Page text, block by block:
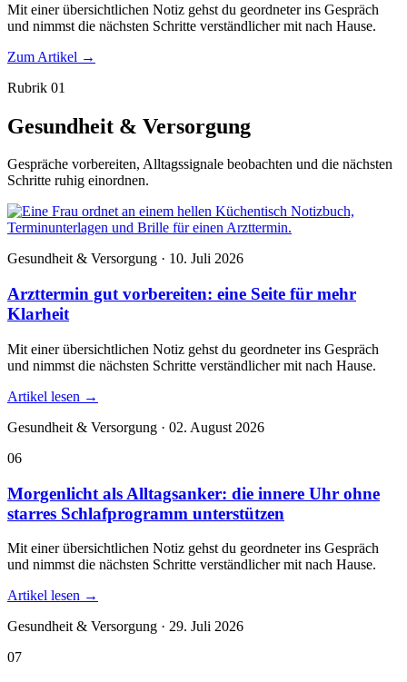
Mit einer übersichtlichen Notiz gehst du geordneter ins Gespräch
und nimmst die nächsten Schritte verständlicher mit nach Hause.
Zum Artikel →
Rubrik 01
Gesundheit & Versorgung
Gespräche vorbereiten, Alltagssignale beobachten und die nächsten
Schritte ruhig einordnen.
Gesundheit & Versorgung · 10. Juli 2026
Arzttermin gut vorbereiten: eine Seite für mehr
Klarheit
Mit einer übersichtlichen Notiz gehst du geordneter ins Gespräch
und nimmst die nächsten Schritte verständlicher mit nach Hause.
Artikel lesen →
Gesundheit & Versorgung · 02. August 2026
06
Morgenlicht als Alltagsanker: die innere Uhr ohne
starres Schlafprogramm unterstützen
Mit einer übersichtlichen Notiz gehst du geordneter ins Gespräch
und nimmst die nächsten Schritte verständlicher mit nach Hause.
Artikel lesen →
Gesundheit & Versorgung · 29. Juli 2026
07